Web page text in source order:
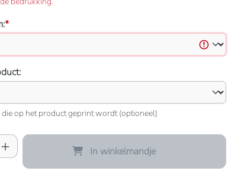
*
die op het product geprint wordt (optioneel)
Voer de gewenste
In winkelmandje